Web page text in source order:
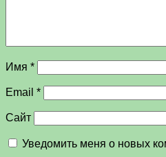
Имя *
Email *
Сайт
Уведомить меня о новых